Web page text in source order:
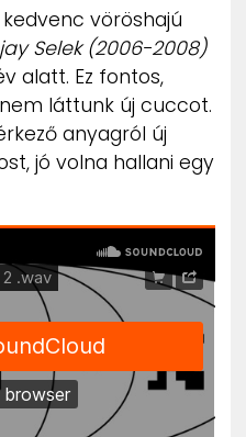
TÁJÉKOZTATÓ
vöröshajú
Selek (2006-2008)
alatt. Ez fontos,
láttunk új cuccot.
anyagról új
jó volna hallani egy